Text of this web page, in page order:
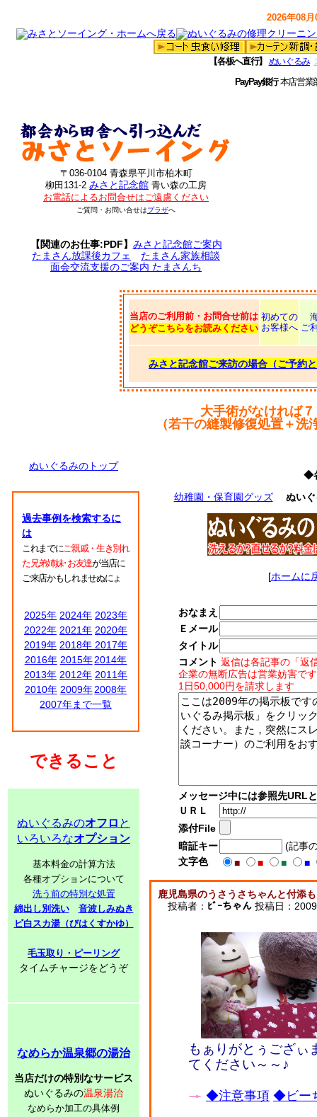
2026年08
【各板へ直行】 ぬいぐるみ
PayPay銀行本店営
〒036-0104 青森県平川市柏木町
柳田131-2 みさと記念館 青い森の工房
お電話によるお問合せはご遠慮ください
ご質問・お問い合せはプラザへ
【関連のお仕事:PDF】 みさと記念館ご案内
たまさん放課後カフェ
たまさん家族相談
面会交流支援のご案内 たまさんち
当店のご利用前・お問合せ前は
どうぞこちらをお読みください
初めての
お客様へ ご
みさと記念館ご来訪の場合（ご予約
大手術がなければ
（若干の縫製修復処置＋
ぬいぐるみのトップ
過去事例を検索するに
は
これまでにご親戚・生き別れ
た兄弟姉妹･お友達が当店に
ご来店かもしれませぬにょ
2025年 2024年 2023年
2022年 2021年 2020年
2019年 2018年 2017年
2016年 2015年 2014年
2013年 2012年 2011年
2010年 2009年 2008年
2007年まで一覧
できること
ぬいぐるみのオフロ と
いろいろなオプション
基本料金の計算方法
各種オプションについて
洗う前の特別な処置
綿出し別洗い
音波しみぬき
ビ白スカ湯（びはくすかゆ）
毛玉取り・ピーリング
タイムチャージをどうぞ
なめらか温泉郷の湯治
当店だけの特別なサービス
ぬいぐるみの温泉湯治
なめらか加工の具体例
◆
幼稚園・保育園グッズ
ぬい
[ホームに
おなまえ
Ｅメール
タイトル
コメント 返信は各記事の「返
企業の無断広告は営業妨害で
1日50,000円を請求します
メッセージ中には参照先URL
ＵＲＬ
添付File
暗証キー
(記事
文字色
■ ■ ■ ■
鹿児島県のうさうさちゃんと付添
投稿者： ﾋﾞｰちゃん 投稿日：
もぁりがとぅござ
てください～～♪
◆注意事項 ◆ビー